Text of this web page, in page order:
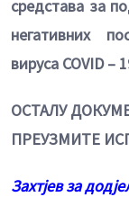
средстава за
негативних
вируса COVID –
ОСТАЛУ
ПРЕУЗМИТЕ
Захтјев за